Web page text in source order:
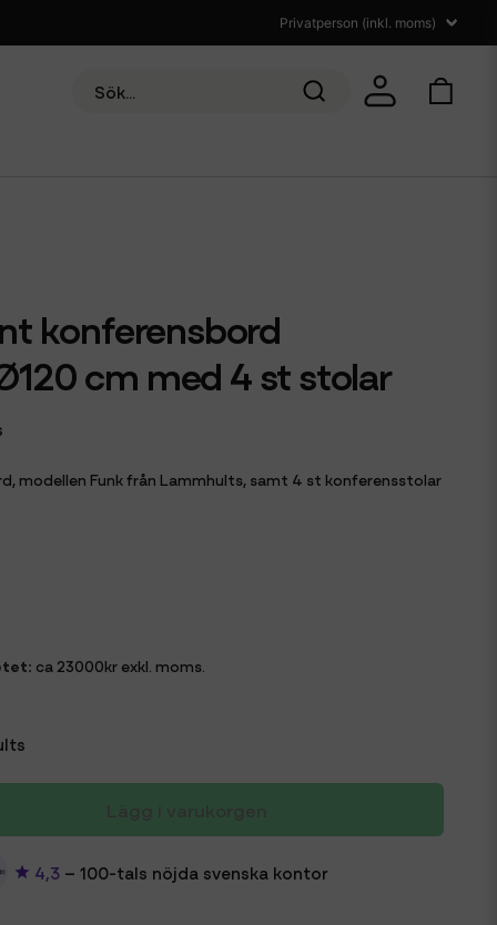
konferensbord
cm med 4 st stolar
modellen Funk från Lammhults, samt 4 st konferensstolar
ca 23000kr exkl. moms.
4,3 – 100-tals nöjda svenska kontor